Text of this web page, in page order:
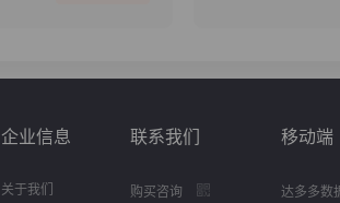
企业信息
关于我们
联系我们
购买咨询
移动端
达多多数